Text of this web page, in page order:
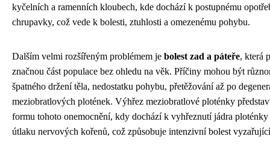
kyčelních a ramenních kloubech, kde dochází k postupnému
chrupavky, což vede k bolesti, ztuhlosti a omezenému pohybu.
Dalším velmi rozšířeným problémem je bolest zad a páteře, která
značnou část populace bez ohledu na věk. Příčiny mohou být
špatného držení těla, nedostatku pohybu, přetěžování až po
meziobratlových plotének. Výhřez meziobratlové ploténky
formu tohoto onemocnění, kdy dochází k vyhřeznutí jádra ploténky
útlaku nervových kořenů, což způsobuje intenzivní bolest